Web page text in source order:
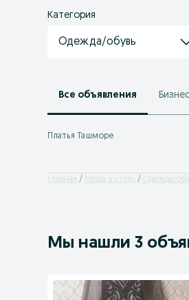
Категория
Одежда/обувь
Все объявления Бизнес
Платья Ташморе
Главная Мода и стиль Одежда/
Мы нашли 3